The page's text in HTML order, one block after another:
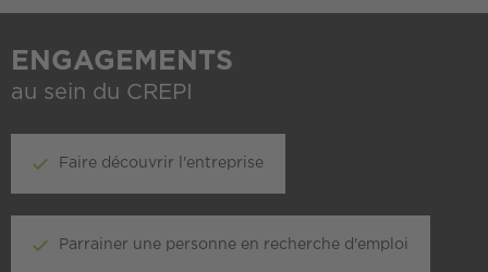
ENGAGEMENTS
au sein du CREPI
Faire découvrir l'entreprise
Parrainer une personne en recherche d'emploi